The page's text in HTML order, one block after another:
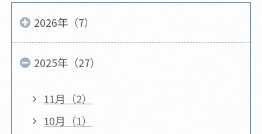
2026年（7）
2025年（27）
11月（2）
10月（1）